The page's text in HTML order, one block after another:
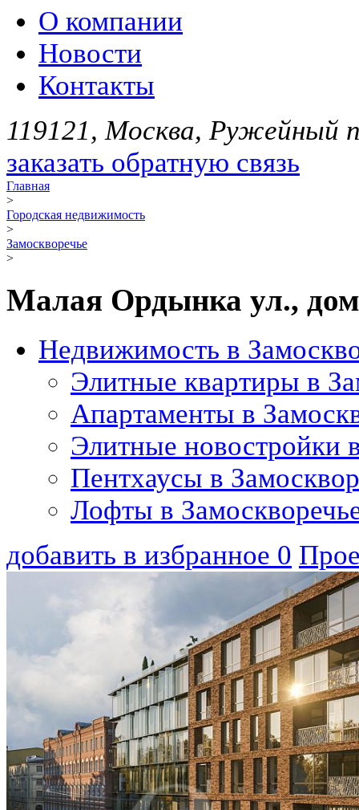
О компании
Новости
Контакты
119121, Москва, Ружейный
заказать обратную связь
Главная
>
Городская недвижимость
>
Замоскворечье
>
Малая Ордынка ул.,
Недвижимость в
Элитные квартиры в
Апартаменты в
Элитные новостройки
Пентхаусы в
Лофты в
добавить в избранное 0